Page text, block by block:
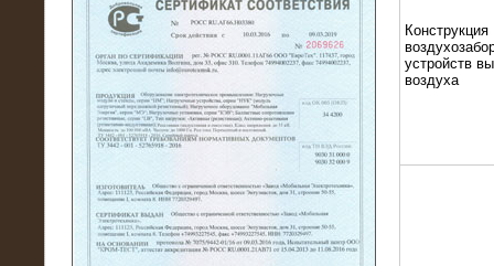
21.08.2016
На производственное предприятие
модули 20 МВт (0,4 кВ)
Конструкция
устройств
воздуха